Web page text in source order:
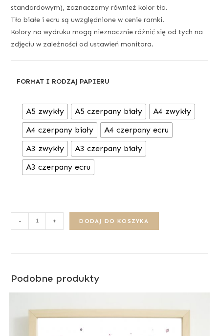
standardowym), zaznaczamy również kolor tła.
Tło białe i ecru są uwzględnione w cenie ramki.
Kolory na wydruku mogą nieznacznie różnić się od tych na
zdjęciu w zależności od ustawień monitora.
FORMAT I RODZAJ PAPIERU
A5 zwykły A5 czerpany biały
A4 zwykły
A4 czerpany biały
A4 czerpany ecru
A3 zwykły
A3 czerpany biały
A3 czerpany ecru
- + DODAJ DO KOSZYKA
Podobne produkty